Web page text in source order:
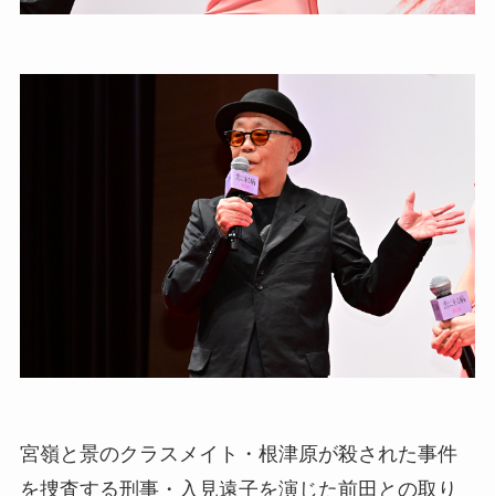
宮嶺と景のクラスメイト・根津原が殺された事件
を捜査する刑事・入見遠子を演じた前田との取り